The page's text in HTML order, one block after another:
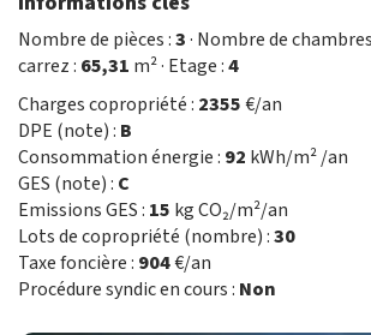
Nombre de pièces :3· Nombre de
carrez : 65,31 m² · Etage :4
Charges copropriété : 2355€/an
DPE (note) : B
Consommation énergie : 92 kWh/m² /an
GES (note) : C
Emissions GES : 15 kg CO₂/m²/an
Lots de copropriété (nombre) :30
Taxe foncière : 904€/an
Procédure syndic en cours : Non